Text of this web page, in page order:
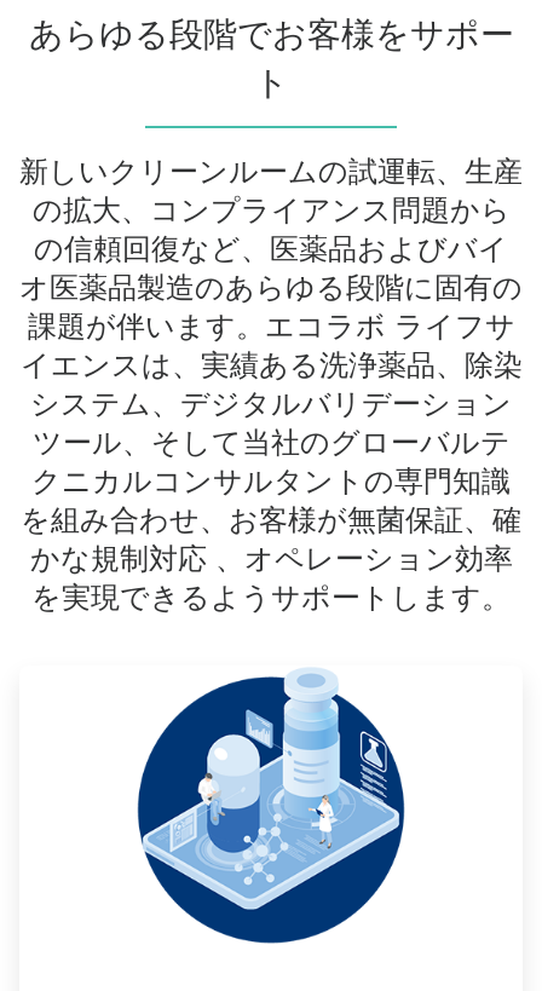
あらゆる段階でお客様をサポー
ト
新しいクリーンルームの試運転、生産
の拡大、コンプライアンス問題から
の信頼回復など、医薬品およびバイ
オ医薬品製造のあらゆる段階に固有の
課題が伴います。エコラボ ライフサ
イエンスは、実績ある洗浄薬品、除染
システム、デジタルバリデーション
ツール、そして当社のグローバルテ
クニカルコンサルタントの専門知識
を組み合わせ、お客様が無菌保証、確
かな規制対応 、オペレーション効率
を実現できるようサポートします。
ArticleTile
の
3